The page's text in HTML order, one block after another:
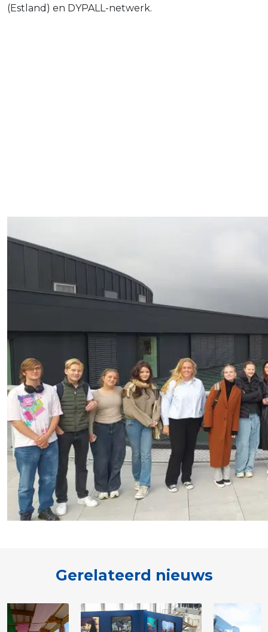
(Estland) en DYPALL-netwerk.
Gerelateerd nieuws